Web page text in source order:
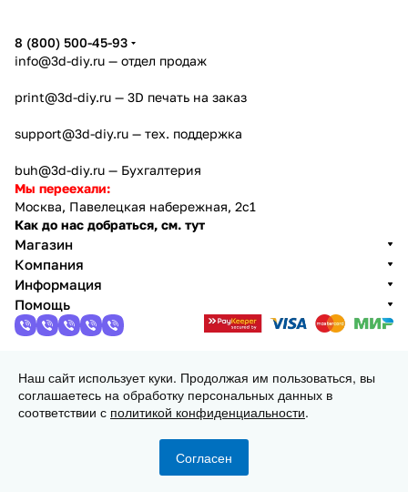
8 (800) 500-45-93
info@3d-diy.ru — отдел продаж
print@3d-diy.ru — 3D печать на заказ
support@3d-diy.ru — тех. поддержка
buh@3d-diy.ru — Бухгалтерия
Мы переехали:
Москва, Павелецкая набережная, 2с1
Как до нас добраться, см. тут
Магазин
Компания
Информация
Помощь
2013 - 2026 © 3DiY (Тридиай) - интернет-магазин
комплектующих для 3D принтеров, ЧПУ станков и
робототехники
Наш сайт использует куки. Продолжая им пользоваться, вы
соглашаетесь на обработку персональных данных в
соответствии с политикой конфиденциальности.
Согласен